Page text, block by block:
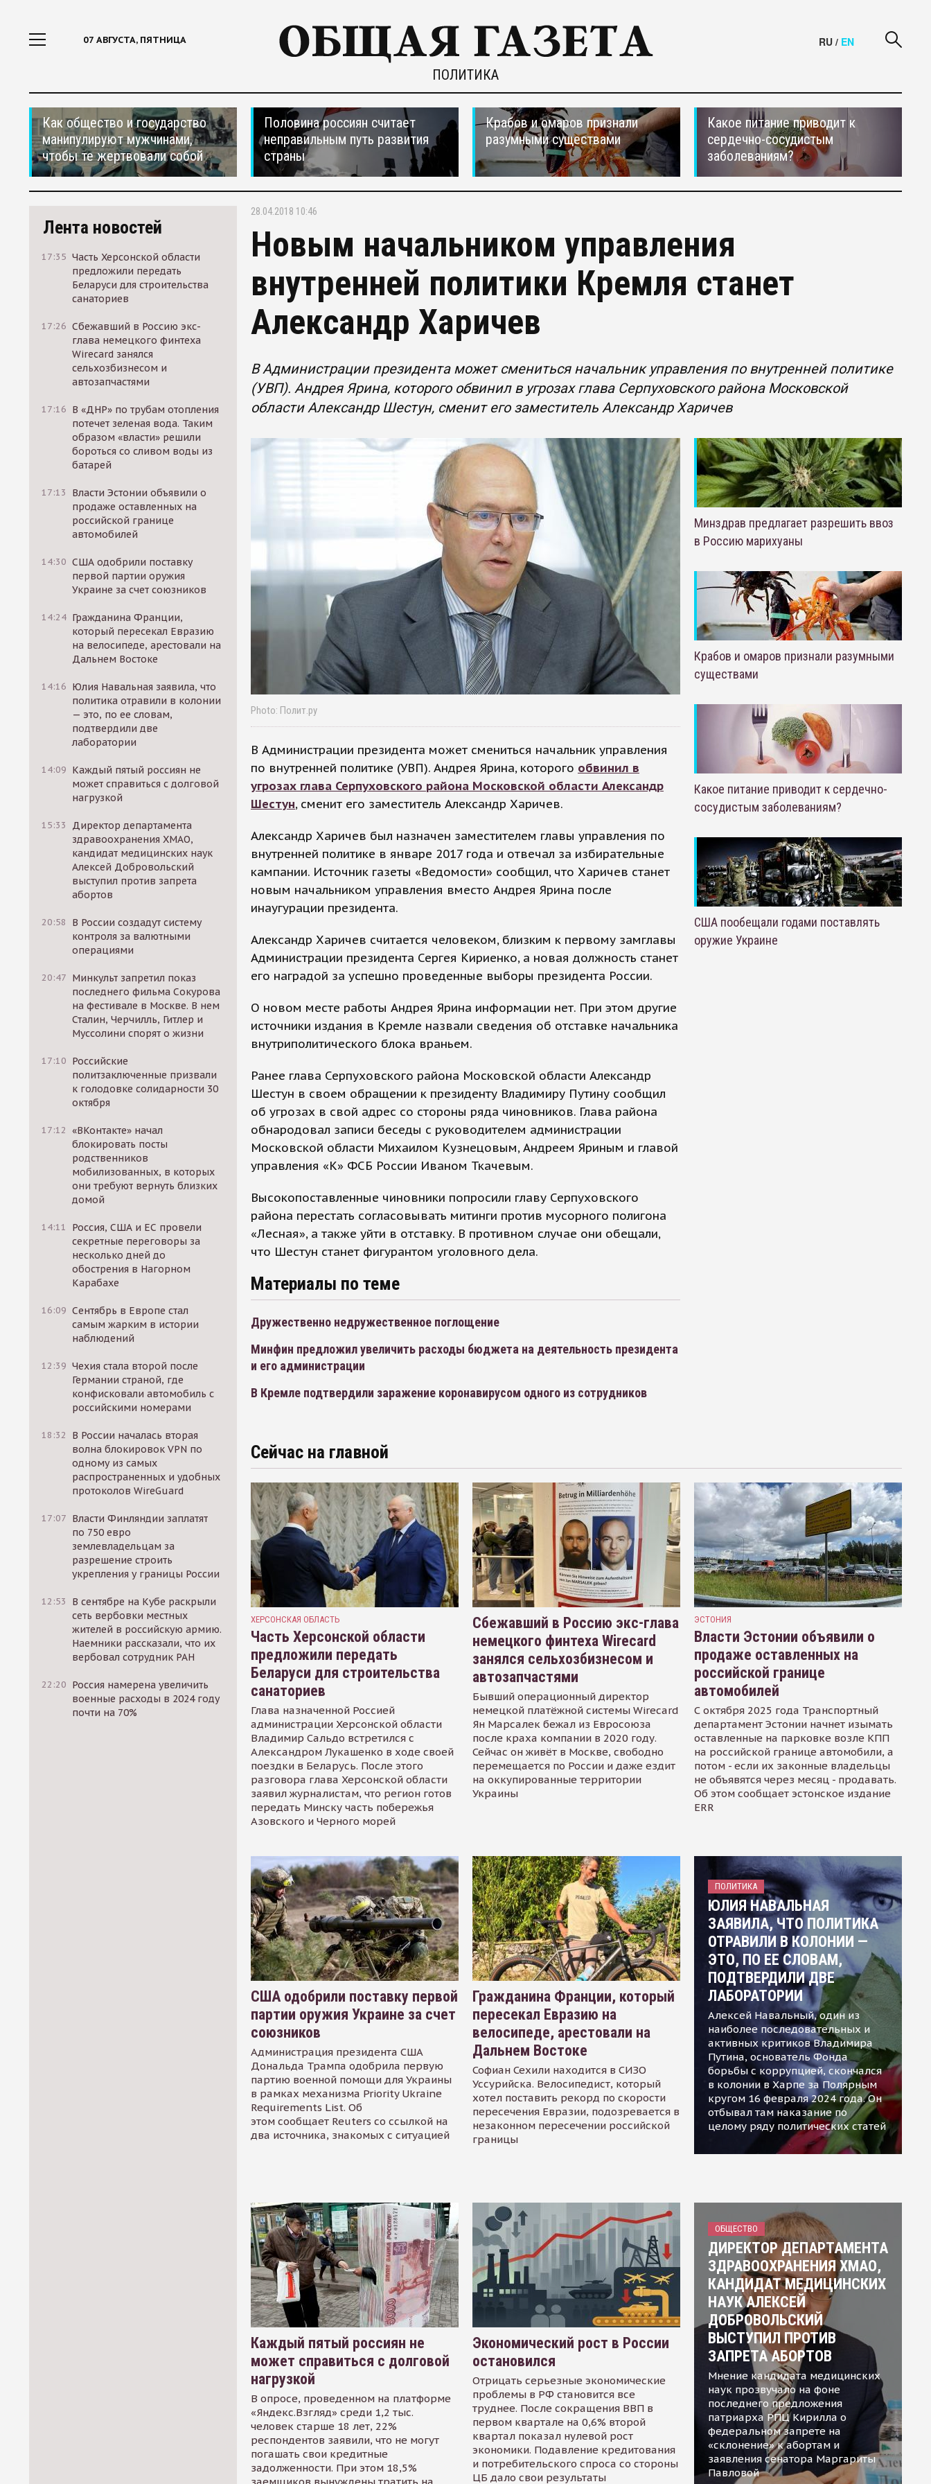
07 АВГУСТА, ПЯТНИЦА
ПОЛИТИКА
RU / EN
Как общество и государство
манипулируют мужчинами,
чтобы те жертвовали собой
Половина россиян считает
неправильным путь развития
страны
Крабов и омаров признали
разумными существами
Какое питание приводит к
сердечно-сосудистым
заболеваниям?
Лента новостей
17:35 Часть Херсонской области
предложили передать
Беларуси для строительства
санаториев
17:26 Сбежавший в Россию экс-
глава немецкого финтеха
Wirecard занялся
сельхозбизнесом и
автозапчастями
17:16 В «ДНР» по трубам отопления
потечет зеленая вода. Таким
образом «власти» решили
бороться со сливом воды из
батарей
17:13
Власти Эстонии объявили о
продаже оставленных на
российской границе
автомобилей
14:30 США одобрили поставку
первой партии оружия
Украине за счет союзников
14:24 Гражданина Франции,
который пересекал Евразию
на велосипеде, арестовали на
Дальнем Востоке
14:16 Юлия Навальная заявила, что
политика отравили в колонии
— это, по ее словам,
подтвердили две
лаборатории
14:09 Каждый пятый россиян не
может справиться с долговой
нагрузкой
15:33
Директор департамента
здравоохранения ХМАО,
кандидат медицинских наук
Алексей Добровольский
выступил против запрета
абортов
20:58
В России создадут систему
контроля за валютными
операциями
20:47 Минкульт запретил показ
последнего фильма Сокурова
на фестивале в Москве. В нем
Сталин, Черчилль, Гитлер и
Муссолини спорят о жизни
17:10 Российские
политзаключенные призвали
к голодовке солидарности 30
октября
17:12 «ВКонтакте» начал
блокировать посты
родственников
мобилизованных, в которых
они требуют вернуть близких
домой
14:11
Россия, США и ЕС провели
секретные переговоры за
несколько дней до
обострения в Нагорном
Карабахе
16:09 Сентябрь в Европе стал
самым жарким в истории
наблюдений
12:39 Чехия стала второй после
Германии страной, где
конфисковали автомобиль с
российскими номерами
18:32
В России началась вторая
волна блокировок VPN по
одному из самых
распространенных и удобных
протоколов WireGuard
17:07 Власти Финляндии заплатят
по 750 евро
землевладельцам за
разрешение строить
укрепления у границы России
12:53
В сентябре на Кубе раскрыли
сеть вербовки местных
жителей в российскую армию.
Наемники рассказали, что их
вербовал сотрудник РАН
22:20 Россия намерена увеличить
военные расходы в 2024 году
почти на 70%
28.04.2018 10:46
Новым начальником управления
внутренней политики Кремля станет
Александр Харичев
В Администрации президента может смениться начальник управления по внутренней политике
(УВП). Андрея Ярина, которого обвинил в угрозах глава Серпуховского района Московской
области Александр Шестун, сменит его заместитель Александр Харичев
Photo: Полит.ру
В Администрации президента может смениться начальник управления
по внутренней политике (УВП). Андрея Ярина, которого обвинил в
угрозах глава Серпуховского района Московской области Александр
Шестун, сменит его заместитель Александр Харичев.
Александр Харичев был назначен заместителем главы управления по
внутренней политике в январе 2017 года и отвечал за избирательные
кампании. Источник газеты «Ведомости» сообщил, что Харичев станет
новым начальником управления вместо Андрея Ярина после
инаугурации президента.
Александр Харичев считается человеком, близким к первому замглавы
Администрации президента Сергея Кириенко, а новая должность станет
его наградой за успешно проведенные выборы президента России.
О новом месте работы Андрея Ярина информации нет. При этом другие
источники издания в Кремле назвали сведения об отставке начальника
внутриполитического блока враньем.
Ранее глава Серпуховского района Московской области Александр
Шестун в своем обращении к президенту Владимиру Путину сообщил
об угрозах в свой адрес со стороны ряда чиновников. Глава района
обнародовал записи беседы с руководителем администрации
Московской области Михаилом Кузнецовым, Андреем Яриным и главой
управления «К» ФСБ России Иваном Ткачевым.
Высокопоставленные чиновники попросили главу Серпуховского
района перестать согласовывать митинги против мусорного полигона
«Лесная», а также уйти в отставку. В противном случае они обещали,
что Шестун станет фигурантом уголовного дела.
Материалы по теме
Дружественно недружественное поглощение
Минфин предложил увеличить расходы бюджета на деятельность президента
и его администрации
В Кремле подтвердили заражение коронавирусом одного из сотрудников
Минздрав предлагает разрешить ввоз
в Россию марихуаны
Крабов и омаров признали разумными
существами
Какое питание приводит к сердечно-
сосудистым заболеваниям?
США пообещали годами поставлять
оружие Украине
Сейчас на главной
ХЕРСОНСКАЯ ОБЛАСТЬ
Часть Херсонской области
предложили передать
Беларуси для строительства
санаториев
Глава назначенной Россией
администрации Херсонской области
Владимир Сальдо встретился с
Александром Лукашенко в ходе своей
поездки в Беларусь. После этого
разговора глава Херсонской области
заявил журналистам, что регион готов
передать Минску часть побережья
Азовского и Черного морей
Сбежавший в Россию экс-глава
немецкого финтеха Wirecard
занялся сельхозбизнесом и
автозапчастями
Бывший операционный директор
немецкой платёжной системы Wirecard
Ян Марсалек бежал из Евросоюза
после краха компании в 2020 году.
Сейчас он живёт в Москве, свободно
перемещается по России и даже ездит
на оккупированные территории
Украины
ЭСТОНИЯ
Власти Эстонии объявили о
продаже оставленных на
российской границе
автомобилей
С октября 2025 года Транспортный
департамент Эстонии начнет изымать
оставленные на парковке возле КПП
на российской границе автомобили, а
потом - если их законные владельцы
не объявятся через месяц - продавать.
Об этом сообщает эстонское издание
ERR
США одобрили поставку первой
партии оружия Украине за счет
союзников
Администрация президента США
Дональда Трампа одобрила первую
партию военной помощи для Украины
в рамках механизма Priority Ukraine
Requirements List. Об
этом сообщает Reuters со ссылкой на
два источника, знакомых с ситуацией
Гражданина Франции, который
пересекал Евразию на
велосипеде, арестовали на
Дальнем Востоке
Софиан Сехили находится в СИЗО
Уссурийска. Велосипедист, который
хотел поставить рекорд по скорости
пересечения Евразии, подозревается в
незаконном пересечении российской
границы
ПОЛИТИКА
ЮЛИЯ НАВАЛЬНАЯ
ЗАЯВИЛА, ЧТО ПОЛИТИКА
ОТРАВИЛИ В КОЛОНИИ —
ЭТО, ПО ЕЕ СЛОВАМ,
ПОДТВЕРДИЛИ ДВЕ
ЛАБОРАТОРИИ
Алексей Навальный, один из
наиболее последовательных и
активных критиков Владимира
Путина, основатель Фонда
борьбы с коррупцией, скончался
в колонии в Харпе за Полярным
кругом 16 февраля 2024 года. Он
отбывал там наказание по
целому ряду политических статей
Каждый пятый россиян не
может справиться с долговой
нагрузкой
В опросе, проведенном на платформе
«Яндекс.Взгляд» среди 1,2 тыс.
человек старше 18 лет, 22%
респондентов заявили, что не могут
погашать свои кредитные
задолженности. При этом 18,5%
Экономический рост в России
остановился
Отрицать серьезные экономические
проблемы в РФ становится все
труднее. После сокращения ВВП в
первом квартале на 0,6% второй
квартал показал нулевой рост
экономики. Подавление кредитования
и потребительского спроса со стороны
ЦБ дало свои результаты
ОБЩЕСТВО
ДИРЕКТОР ДЕПАРТАМЕНТА
ЗДРАВООХРАНЕНИЯ ХМАО,
КАНДИДАТ МЕДИЦИНСКИХ
НАУК АЛЕКСЕЙ
ДОБРОВОЛЬСКИЙ
ВЫСТУПИЛ ПРОТИВ
ЗАПРЕТА АБОРТОВ
Мнение кандидата медицинских
наук прозвучало на фоне
последнего предложения
патриарха РПЦ Кирилла о
федеральном запрете на
«склонение» к абортам и
заявления сенатора Маргариты
Павловой